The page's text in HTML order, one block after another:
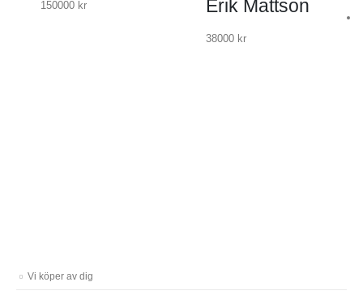
150000 kr
Erik Mattson
38000 kr
Vi köper av dig